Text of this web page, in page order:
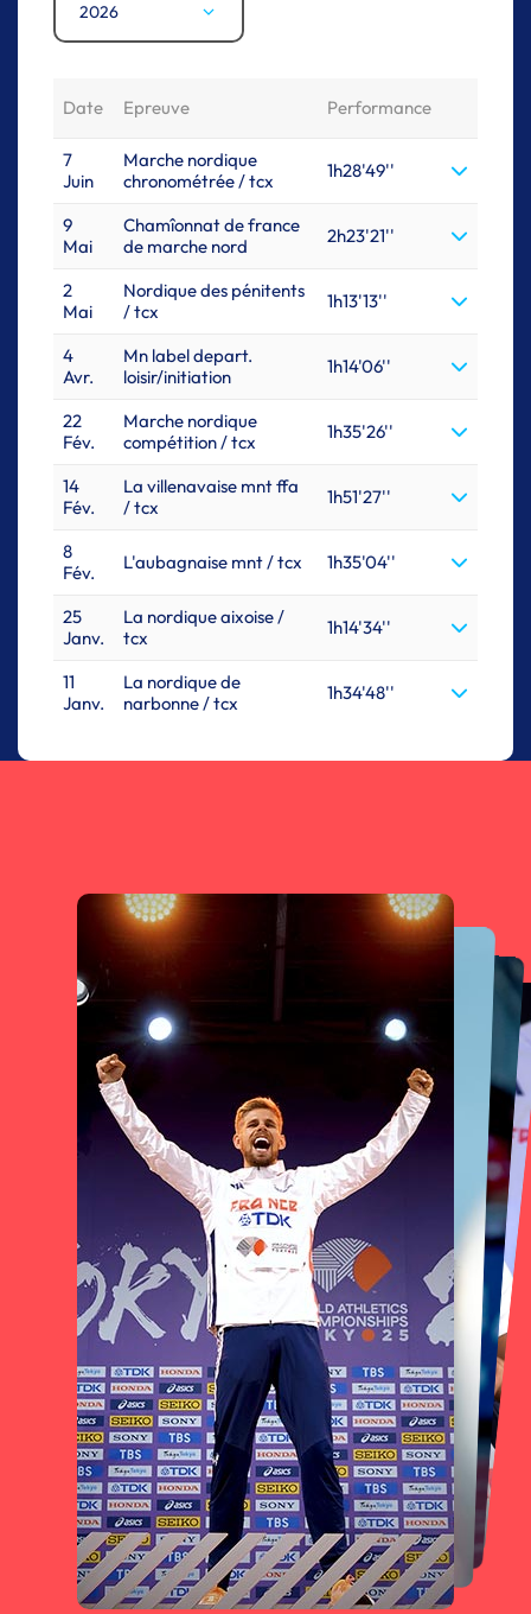
2026
Date Epreuve Performance
7
Juin
Marche nordique
chronométrée / tcx
1h28'49''
9
Mai
Chamîonnat de france
de marche nord
2h23'21''
2
Mai
Nordique des pénitents
/ tcx
1h13'13''
4
Avr.
Mn label depart.
loisir/initiation
1h14'06''
22
Fév.
Marche nordique
compétition / tcx
1h35'26''
14
Fév.
La villenavaise mnt ffa
/ tcx
1h51'27''
8
Fév.
L'aubagnaise mnt / tcx 1h35'04''
25
Janv.
La nordique aixoise /
tcx
1h14'34''
11
Janv.
La nordique de
narbonne / tcx
1h34'48''